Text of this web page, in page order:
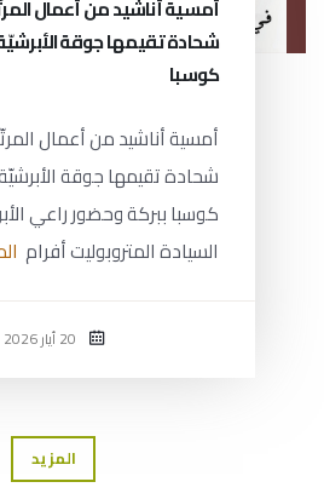
أمسية أناشيد من أعمال
شحادة تقيمها جوقة
كوسبا
أمسية أناشيد من أعمال
شحادة تقيمها جوقة
كوسبا ببركة وحضور راعي
السيادة المتروبوليت أفرام
المزيد